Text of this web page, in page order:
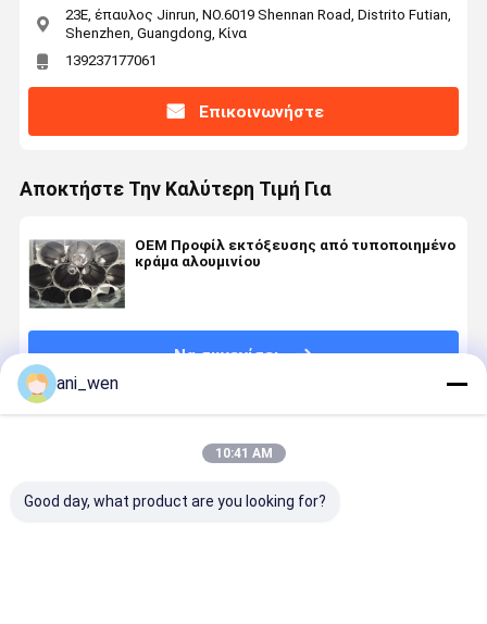
23E, έπαυλος Jinrun, NO.6019 Shennan Road, Distrito Futian,
Shenzhen, Guangdong, Κίνα
139237177061
Επικοινωνήστε
Αποκτήστε Την Καλύτερη Τιμή Για
OEM Προφίλ εκτόξευσης από τυποποιημένο
κράμα αλουμινίου
Να συνεχίσει
ani_wen
10:41 AM
Good day, what product are you looking for?